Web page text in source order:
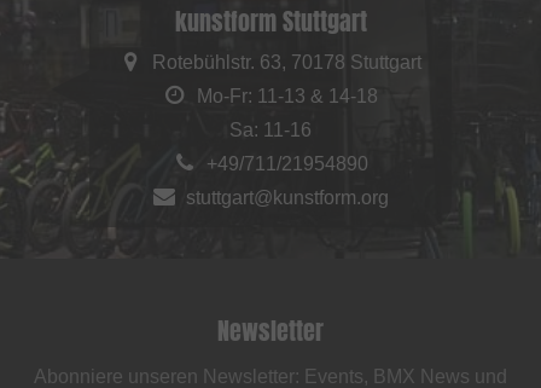
kunstform Stuttgart
Rotebühlstr. 63, 70178 Stuttgart
Mo-Fr: 11-13 & 14-18
Sa: 11-16
+49/711/21954890
stuttgart@kunstform.org
Newsletter
Abonniere unseren Newsletter: Events, BMX News und